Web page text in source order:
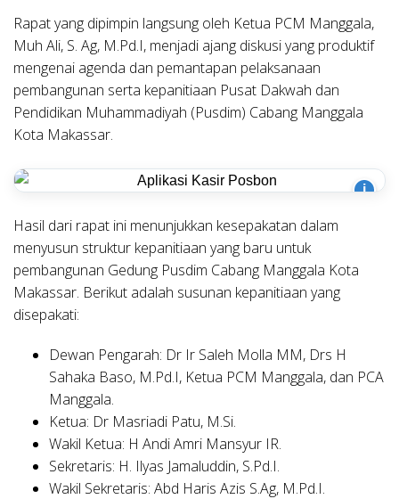
Rapat yang dipimpin langsung oleh Ketua PCM Manggala,
Muh Ali, S. Ag, M.Pd.I, menjadi ajang diskusi yang produktif
mengenai agenda dan pemantapan pelaksanaan
pembangunan serta kepanitiaan Pusat Dakwah dan
Pendidikan Muhammadiyah (Pusdim) Cabang Manggala
Kota Makassar.
i
Hasil dari rapat ini menunjukkan kesepakatan dalam
menyusun struktur kepanitiaan yang baru untuk
pembangunan Gedung Pusdim Cabang Manggala Kota
Makassar. Berikut adalah susunan kepanitiaan yang
disepakati:
Dewan Pengarah: Dr Ir Saleh Molla MM, Drs H
Sahaka Baso, M.Pd.I, Ketua PCM Manggala, dan PCA
Manggala.
Ketua: Dr Masriadi Patu, M.Si.
Wakil Ketua: H Andi Amri Mansyur IR.
Sekretaris: H. Ilyas Jamaluddin, S.Pd.I.
Wakil Sekretaris: Abd Haris Azis S.Ag, M.Pd.I.